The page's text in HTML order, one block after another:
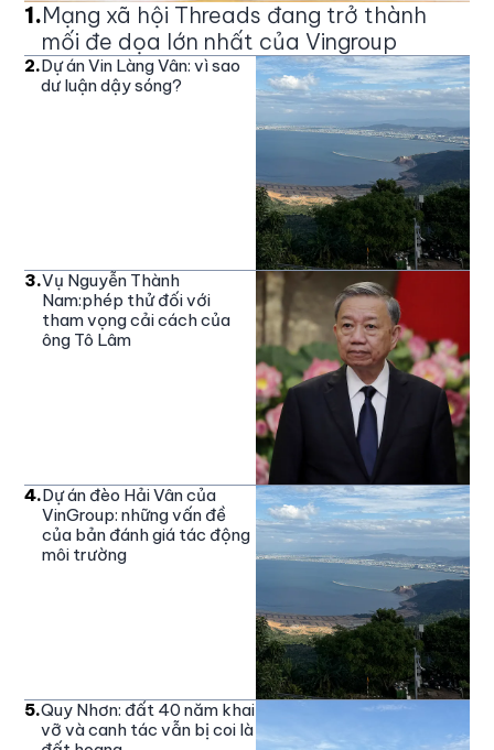
1.Mạng xã hội Threads đang trở thành
mối đe dọa lớn nhất của Vingroup
2.Dự án Vin Làng Vân: vì sao
dư luận dậy sóng?
3.Vụ Nguyễn Thành
Nam:phép thử đối với
tham vọng cải cách của
ông Tô Lâm
4.Dự án đèo Hải Vân của
VinGroup: những vấn đề
của bản đánh giá tác động
môi trường
5.Quy Nhơn: đất 40 năm khai
vỡ và canh tác vẫn bị coi là